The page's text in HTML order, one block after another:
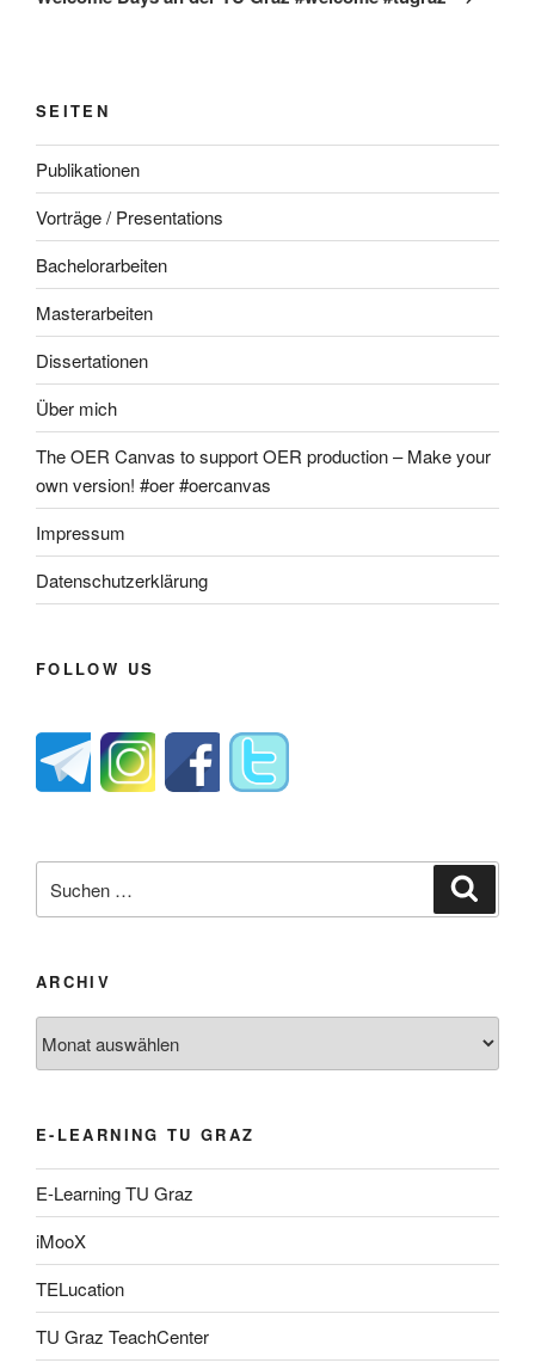
SEITEN
Publikationen
Vorträge / Presentations
Bachelorarbeiten
Masterarbeiten
Dissertationen
Über mich
The OER Canvas to support OER production – Make your
own version! #oer #oercanvas
Impressum
Datenschutzerklärung
FOLLOW US
nach:
ARCHIV
E-LEARNING TU GRAZ
E-Learning TU Graz
iMooX
TELucation
TU Graz TeachCenter